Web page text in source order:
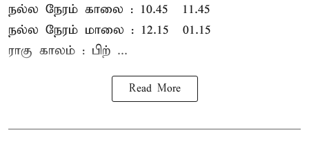
நல்ல நேரம் காலை : 10.45 – 11.45
நல்ல நேரம் மாலை : 12.15 – 01.15
ராகு காலம் : பிற் ...
Read More